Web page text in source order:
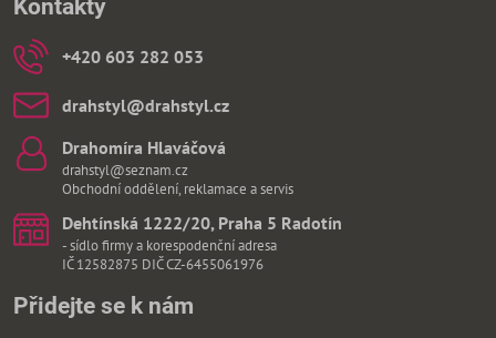
Kontakty
+420 603 282 053
drahstyl​@drahstyl​.cz
Drahomíra Hlaváčová
drahstyl@seznam.cz
Obchodní oddělení, reklamace a servis
Dehtínská 1222/20, Praha 5 Radotín
- sídlo firmy a korespodenční adresa
IČ 12582875 DIČ CZ-6455061976
Přidejte se k nám